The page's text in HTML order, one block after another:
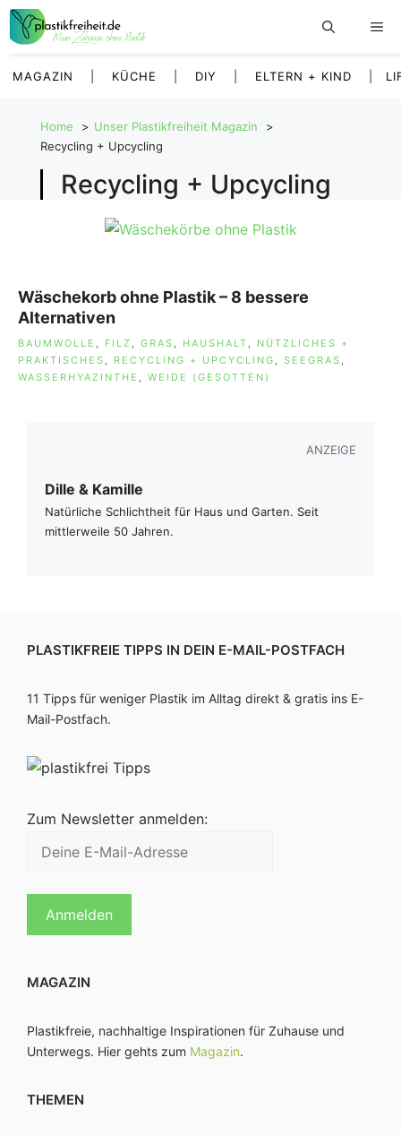
Zum
Inhalt
MAGAZIN KÜCHE DIY ELTERN + KIND
Home
Unser Plastikfreiheit Magazin
Recycling + Upcycling
Recycling + Upcycling
Wäschekorb ohne Plastik – 8 bessere
Alternativen
SCHLAGWÖRTER
BAUMWOLLE , FILZ , GRAS , HAUSHALT , NÜTZLICHES +
PRAKTISCHES , RECYCLING + UPCYCLING , SEEGRAS ,
WASSERHYAZINTHE , WEIDE (GESOTTEN)
ANZEIGE
Dille & Kamille
Natürliche Schlichtheit für Haus und Garten. Seit
mittlerweile 50 Jahren.
PLASTIKFREIE TIPPS IN DEIN E-MAIL-POSTFACH
11 Tipps für weniger Plastik im Alltag direkt & gratis ins E-
Mail-Postfach.
Zum Newsletter anmelden:
MAGAZIN
Plastikfreie, nachhaltige Inspirationen für Zuhause und
Unterwegs. Hier gehts zum Magazin.
THEMEN